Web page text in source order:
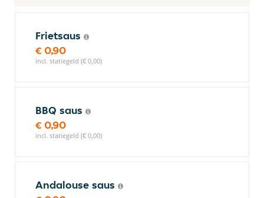
Frietsaus
€ 0,90
incl. statiegeld (€ 0,00)
BBQ saus
€ 0,90
incl. statiegeld (€ 0,00)
Andalouse saus